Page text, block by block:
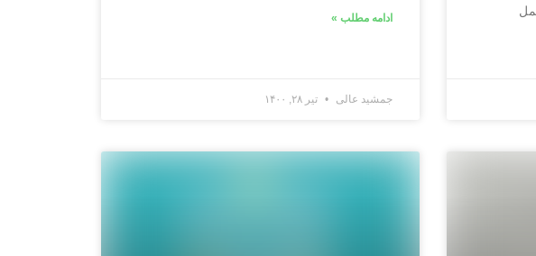
ادامه مطلب »
جمشید عالی تیر ۲۸, ۱۴۰۰